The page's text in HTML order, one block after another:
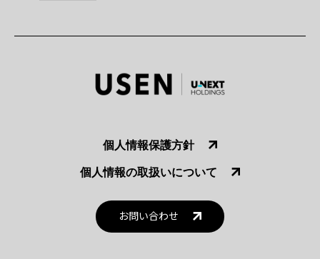
個人情報保護方針
個人情報の取扱いについて
お問い合わせ